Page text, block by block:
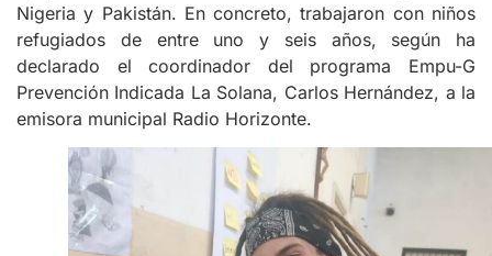
Nigeria y Pakistán. En concreto, trabajaron con niños
refugiados de entre uno y seis años, según ha
declarado el coordinador del programa Empu-G
Prevención Indicada La Solana, Carlos Hernández, a la
emisora municipal Radio Horizonte.